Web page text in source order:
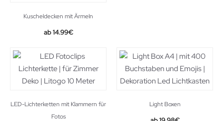
Kuscheldecken mit Ärmeln
14.99€
LED-Lichterketten mit Klammern für
Fotos
Light Boxen